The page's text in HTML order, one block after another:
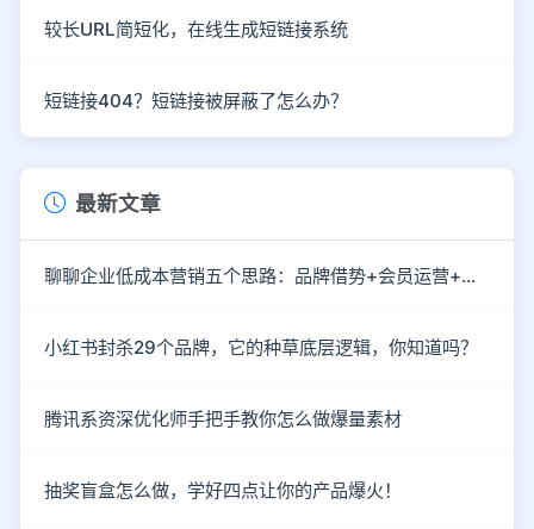
较长URL简短化，在线生成短链接系统
短链接404？短链接被屏蔽了怎么办？
最新文章
聊聊企业低成本营销五个思路：品牌借势+会员运营+情感营销
小红书封杀29个品牌，它的种草底层逻辑，你知道吗？
腾讯系资深优化师手把手教你怎么做爆量素材
抽奖盲盒怎么做，学好四点让你的产品爆火！